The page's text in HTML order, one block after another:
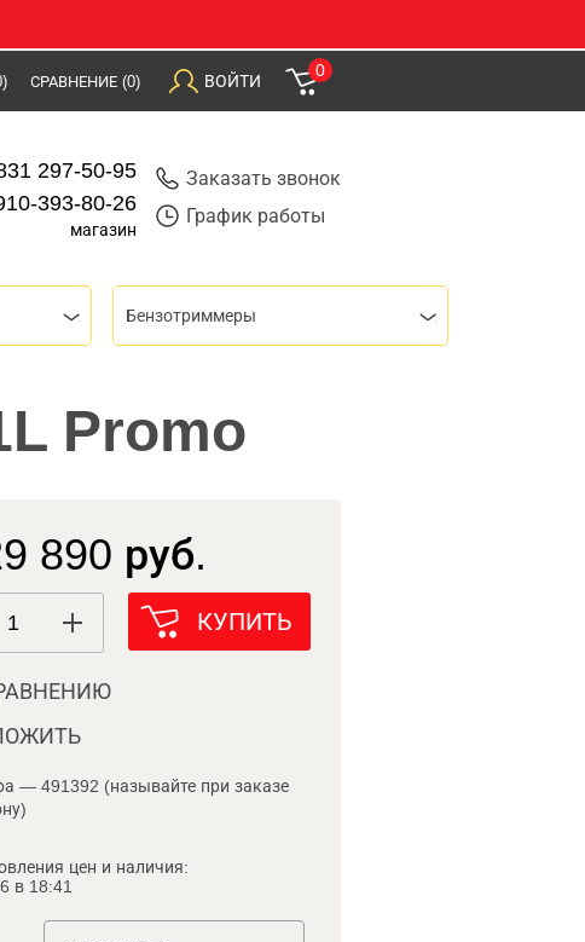
СРАВНЕНИЕ (0) ВОЙТИ
0
297-50-95
393-80-26
магазин
Заказать звонок
График работы
Бензотриммеры
Promo
890 руб.
КУПИТЬ
— 491392 (называйте при заказе
цен и наличия:
в 18:41